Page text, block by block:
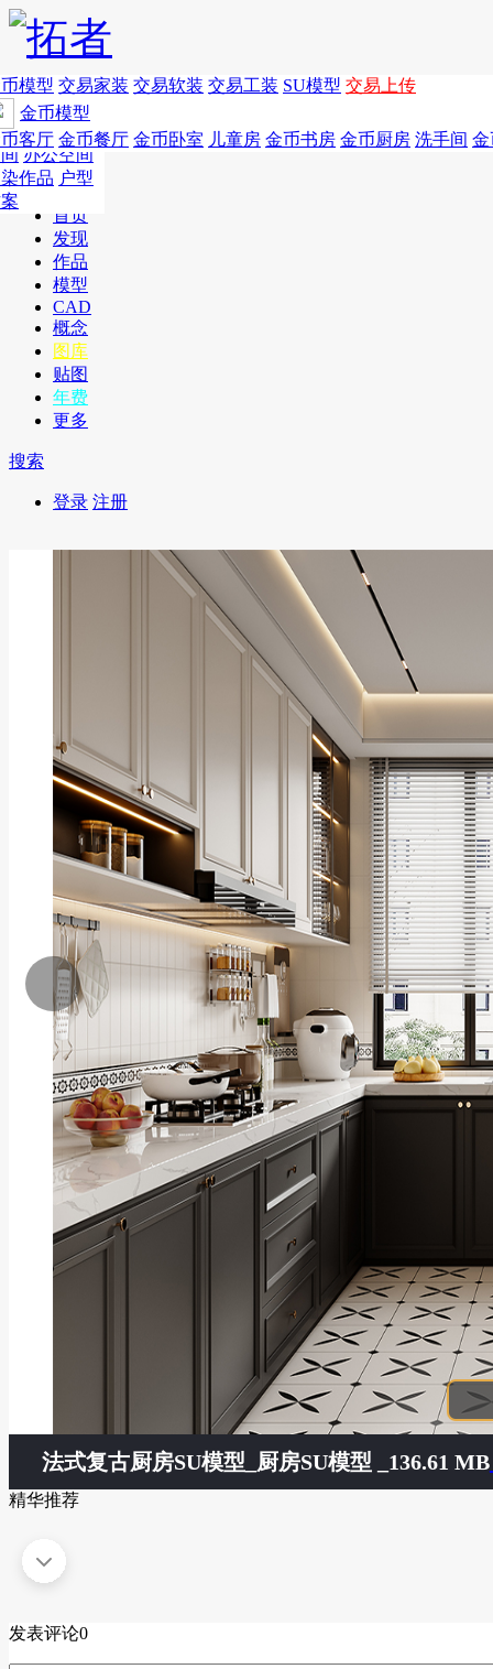
首页
发现
年费 作品 图纸 交易 软装 工装 SU模 金币
年费版块
费图纸 年费户型 年费高清 年费视频 年费模型 年费精选
作品
别墅 国外
酒店设计
设计 商业
办公空间
作品 户型
模型
模型 交易家装 交易软装 交易工装 SU模型 交易上传
金币模型
客厅 金币餐厅 金币卧室 儿童房 金币书房 金币厨房 洗手间 金
CAD
概念
图库
贴图
年费
更多
搜索
登录 注册
法式复古厨房SU模型 _厨房SU模型 _136.61 MB
精华推荐
发表评论0